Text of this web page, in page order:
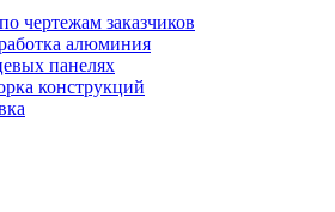
чертежам заказчиков
алюминия
панелях
конструкций